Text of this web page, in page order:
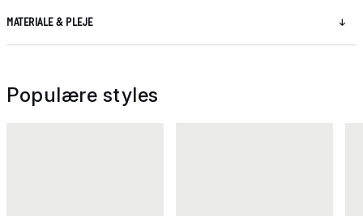
MATERIALE & PLEJE
Populære styles